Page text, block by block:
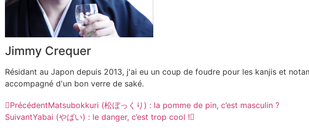
Jimmy Crequer
Résidant au Japon depuis 2013, j'ai eu un coup de foudre pour les kanjis et
accompagné d'un bon verre de saké.
PrécédentMatsubokkuri (松ぼっくり) : la pomme de pin, c’est masculin ?
SuivantYabai (やばい) : le danger, c’est trop cool !